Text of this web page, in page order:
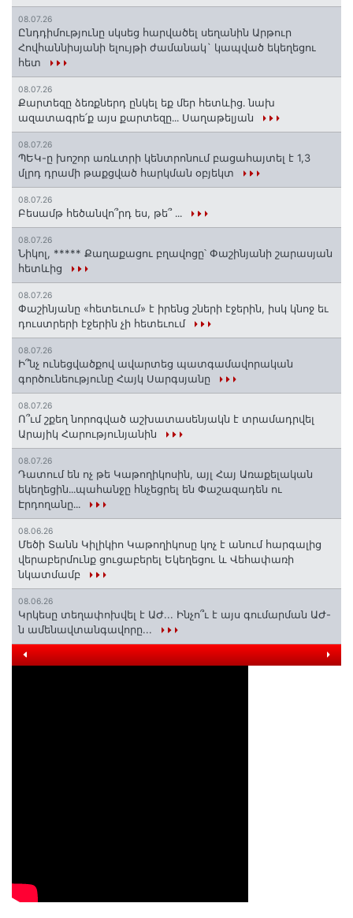
08.07.26
Ընդդիմությունը սկսեց հարվածել սեղանին Արթուր
Հովհաննիսյանի ելույթի ժամանակ` կապված եկեղեցու
հետ
08.07.26
Քարտեզը ձեռքներդ ընկել եք մեր հետևից․ նախ
ազատագրե՛ք այս քարտեզը․․․ Սաղաթելյան
08.07.26
ՊԵԿ-ը խոշոր առևտրի կենտրոնում բացահայտել է 1,3
մլրդ դրամի թաքցված հարկման օբյեկտ
08.07.26
Բեսամթ հեծանվո՞րդ ես, թե՞ ․․․
08.07.26
Նիկոլ, ***** Քաղաքացու բղավոցը՝ Փաշինյանի շարասյան
հետևից
08.07.26
Փաշինյանը «հետեւում» է իրենց շների էջերին, իսկ կնոջ եւ
դուստրերի էջերին չի հետեւում
08.07.26
Ի՞նչ ունեցվածքով ավարտեց պատգամավորական
գործունեությունը Հայկ Սարգսյանը
08.07.26
Ո՞ւմ շքեղ նորոգված աշխատասենյակն է տրամադրվել
Արայիկ Հարությունյանին
08.07.26
Դատում են ոչ թե Կաթողիկոսին, այլ Հայ Առաքելական
եկեղեցին․․․պահանջը հնչեցրել են Փաշազադեն ու
Էրդողանը․․․
08.06.26
Մեծի Տանն Կիլիկիո Կաթողիկոսը կոչ է անում հարգալից
վերաբերմունք ցուցաբերել Եկեղեցու և Վեհափառի
նկատմամբ
08.06.26
Կրկեսը տեղափոխվել է ԱԺ... Ինչո՞ւ է այս գումարման ԱԺ-
ն ամենավտանգավորը...